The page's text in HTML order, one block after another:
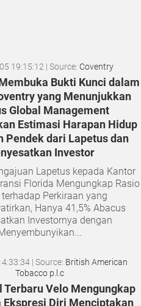
19:15:12 | Source: Coventry
Bukti Kunci dalam
yang Menunjukkan
Global Management
Estimasi Harapan Hidup
Pendek dari Lapetus dan
Investor
Lapetus kepada Kantor
Florida Mengungkap Rasio
Perkiraan yang
Hanya 41,5% Abacus
Investornya dengan
| Source: British American
Tobacco p.l.c
Terbaru Velo Mengungkap
Ekspresi Diri Menciptakan